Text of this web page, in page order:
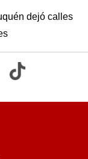
dejó calles